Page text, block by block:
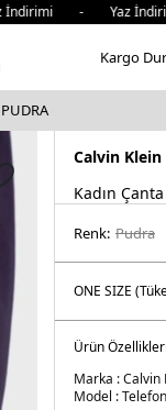
- Yaz
Kargo
Calvin Klein
Kadın Çanta
Renk: pudra
Ürün Özellikleri
Marka :Calvin
Model :